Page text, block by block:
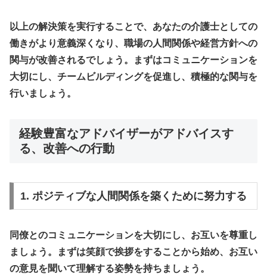
以上の解決策を実行することで、あなたの介護士としての
働きがより意義深くなり、職場の人間関係や経営方針への
関与が改善されるでしょう。まずはコミュニケーションを
大切にし、チームビルディングを促進し、積極的な関与を
行いましょう。
経験豊富なアドバイザーがアドバイスす
る、改善への行動
1. ポジティブな人間関係を築くために努力する
同僚とのコミュニケーションを大切にし、お互いを尊重し
ましょう。まずは笑顔で挨拶をすることから始め、お互い
の意見を聞いて理解する姿勢を持ちましょう。